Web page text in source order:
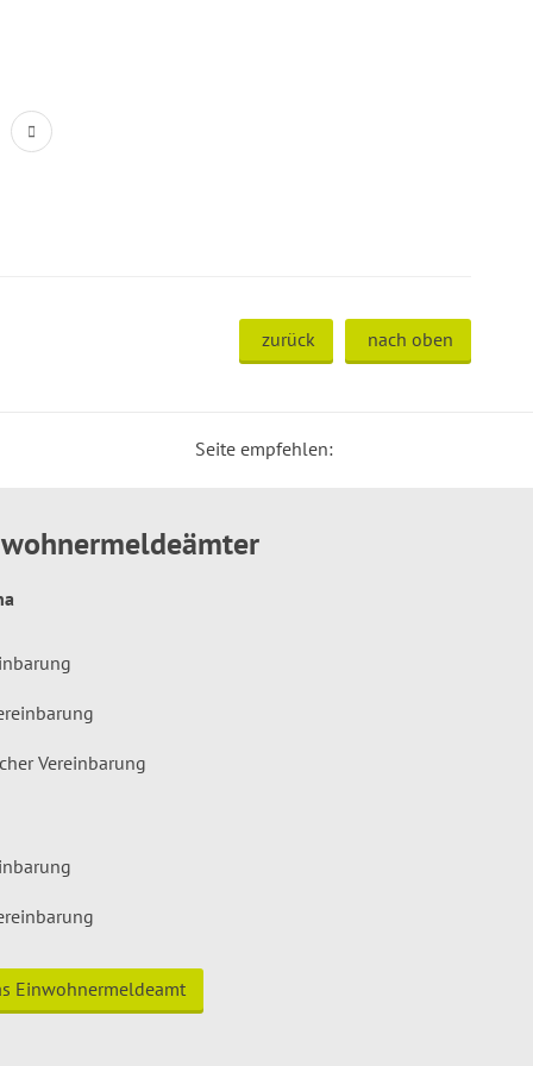
zurück nach oben
Seite empfehlen:
Vereinbarung
Einwohnermeldeamt